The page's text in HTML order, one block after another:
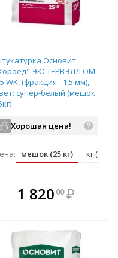
м2 (0.15 мешок)
В комплекте
выгоднее!
Основит
ЭКСТЕРВЭЛЛ OM-
WK, (фракция - 1,5 мм),
супер-белый (мешок
Хорошая цена!
мешок (25 кг) кг (0.04
1 820 00 ₽